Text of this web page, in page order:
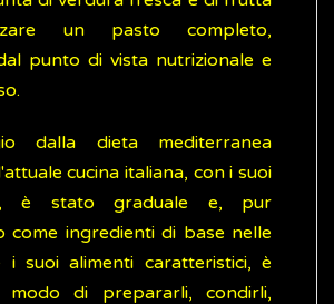
un pasto completo,
punto di vista nutrizionale e
dalla dieta mediterranea
cucina italiana, con i suoi
è stato graduale e, pur
come ingredienti di base nelle
i suoi alimenti caratteristici, è
modo di prepararli, condirli,